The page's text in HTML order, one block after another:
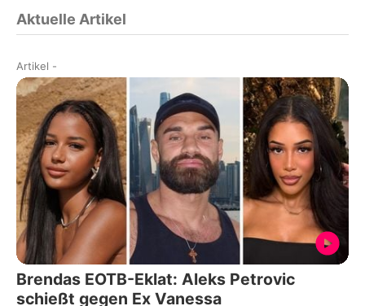
Aktuelle Artikel
Artikel -
Brendas EOTB-Eklat: Aleks Petrovic
schießt gegen Ex Vanessa